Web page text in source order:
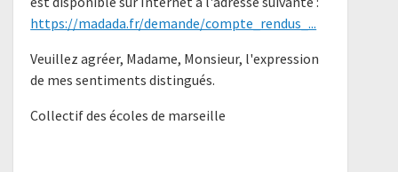
https://madada.fr/demande/compte_rendus_...
Veuillez agréer, Madame, Monsieur, l'expression
de mes sentiments distingués.
Collectif des écoles de marseille